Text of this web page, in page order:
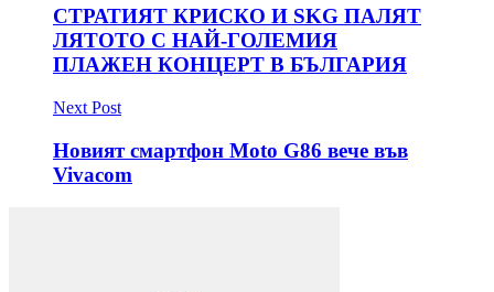
СТРАТИЯТ КРИСКО И SKG ПАЛЯТ
ЛЯТОТО С НАЙ-ГОЛЕМИЯ
ПЛАЖЕН КОНЦЕРТ В БЪЛГАРИЯ
Next Post
Новият смартфон Moto G86 вече във
Vivacom